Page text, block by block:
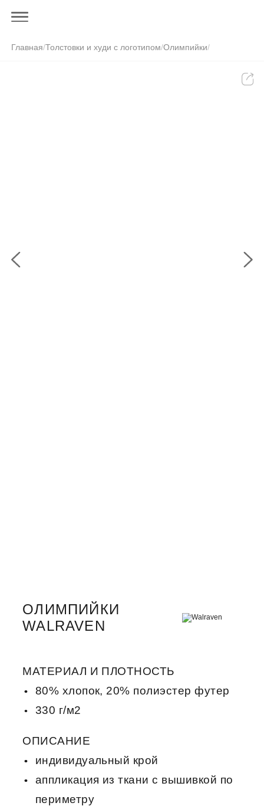
Главная/Толстовки и худи с логотипом/Олимпийки/
ОЛИМПИЙКИ
WALRAVEN
МАТЕРИАЛ И ПЛОТНОСТЬ
80% хлопок, 20% полиэстер футер
330 г/м2
ОПИСАНИЕ
индивидуальный крой
аппликация из ткани с вышивкой по
периметру